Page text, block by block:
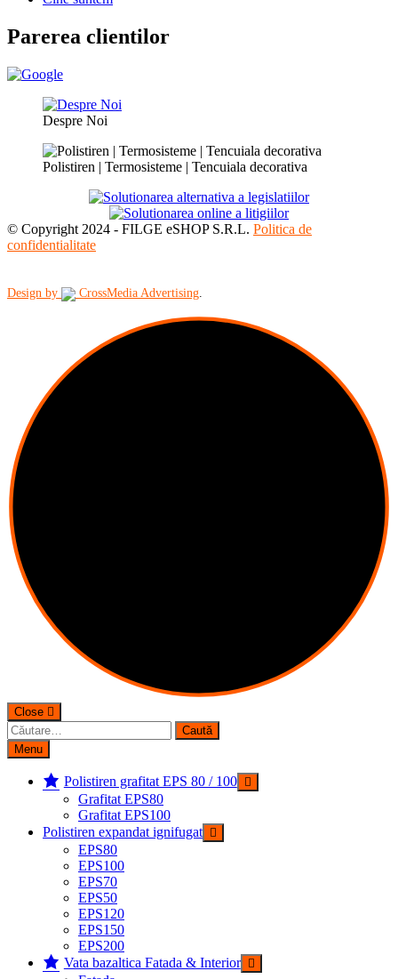
Parerea clientilor
Despre Noi
Polistiren | Termosisteme | Tencuiala decorativa
© Copyright 2024 - FILGE eSHOP S.R.L. Politica de
confidentialitate
Design by CrossMedia Advertising.
Close
Caută
după:
Menu
Polistiren grafitat EPS 80 / 100
Grafitat EPS80
Grafitat EPS100
Polistiren expandat ignifugat
EPS80
EPS100
EPS70
EPS50
EPS120
EPS150
EPS200
Vata bazaltica Fatada & Interior